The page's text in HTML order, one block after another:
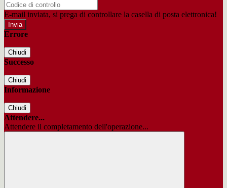
E-mail inviata, si prega di controllare la casella di posta elettronica!
Errore
Chiudi
Successo
Chiudi
Informazione
Chiudi
Attendere...
Attendere il completamento dell'operazione...